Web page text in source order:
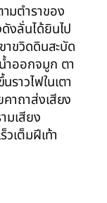
มตำราของ
งลั่นได้ยินไป
าขวิดดินสะบัด
ำออกจมูก ตา
าวไฟในเตา
าถาส่งเสียง
มเสียง
เต็มฝีเท้า